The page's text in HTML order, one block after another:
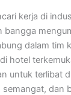
kerja di
bangga
dalam tim
hotel
untuk terlibat
dan